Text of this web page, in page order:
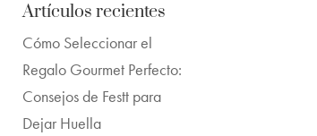
Artículos recientes
Cómo Seleccionar el
Regalo Gourmet Perfecto:
Consejos de Festt para
Dejar Huella